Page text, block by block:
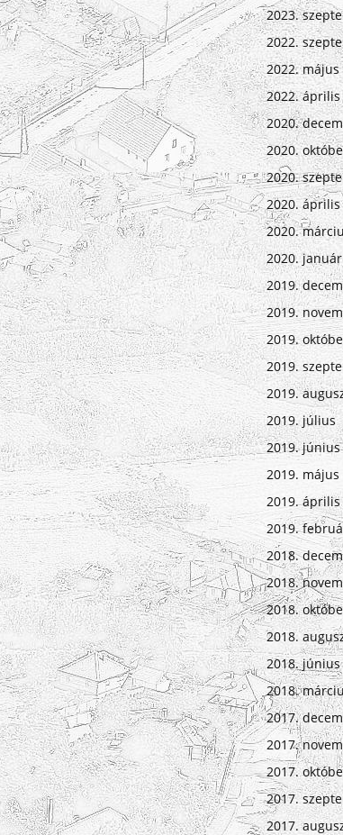
2023.
2022.
2022. május
2022. április
2020.
2020.
2020.
2020. április
2020.
2020. január
2019.
2019.
2019.
2019.
2019.
2019. július
2019. június
2019. május
2019. április
2019.
2018.
2018.
2018.
2018.
2018. június
2018.
2017.
2017.
2017.
2017.
2017.